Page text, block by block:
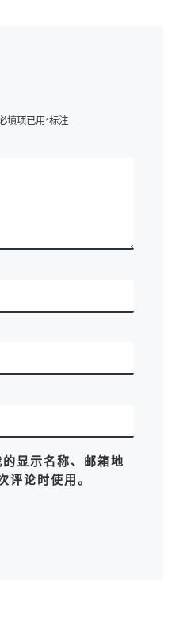
填项已用*标注
显示名称、邮箱地
评论时使用。